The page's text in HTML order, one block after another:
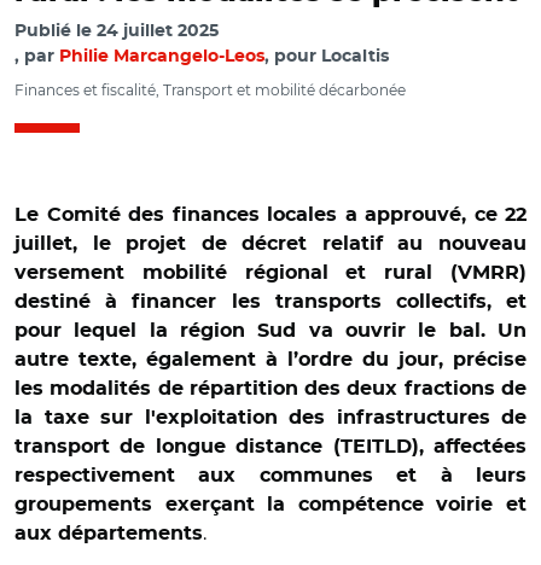
Publié le 24 juillet 2025
par Philie Marcangelo-Leos, pour Localtis
Finances et fiscalité, Transport et mobilité décarbonée
Le Comité des finances locales a approuvé, ce 22
juillet, le projet de décret relatif au nouveau
versement mobilité régional et rural (VMRR)
destiné à financer les transports collectifs, et
pour lequel la région Sud va ouvrir le bal. Un
autre texte, également à l’ordre du jour, précise
les modalités de répartition des deux fractions de
la taxe sur l'exploitation des infrastructures de
transport de longue distance (TEITLD), affectées
respectivement aux communes et à leurs
groupements exerçant la compétence voirie et
aux départements.